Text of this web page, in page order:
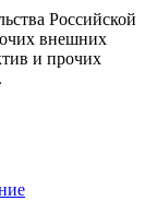
Российской
внешних
и прочих